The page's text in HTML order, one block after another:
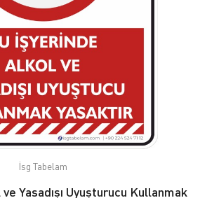
İsg Tabelam
Yasadışı Uyuşturucu Kullanmak